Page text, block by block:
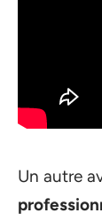
Un autre